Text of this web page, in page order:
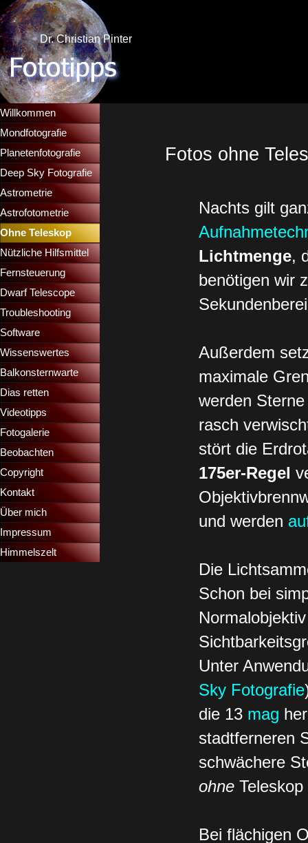
Direkt zum Seiteninhalt
Dr. Christian Pinter
Menü überspringen
Willkommen
Mondfotografie
Planetenfotografie
Deep Sky Fotografie
Astrometrie
Astrofotometrie
Ohne Teleskop
Nützliche Hilfsmittel
Fernsteuerung
Dwarf Telescope
Troubleshooting
Software
Wissenswertes
Balkonsternwarte
Dias retten
Videotipps
Fotogalerie
Beobachten
Copyright
Kontakt
Über mich
Impressum
Himmelszelt
Fotos ohne
Nachts gilt
Lichtmenge,
benötigen wir
Außerdem
maximale
werden
rasch
stört die
175er-Regel
und werden
Die
Schon bei
Unter
Sky Fotografie
die 13 mag
stadtferneren
schwächere
ohne
Bei flächigen